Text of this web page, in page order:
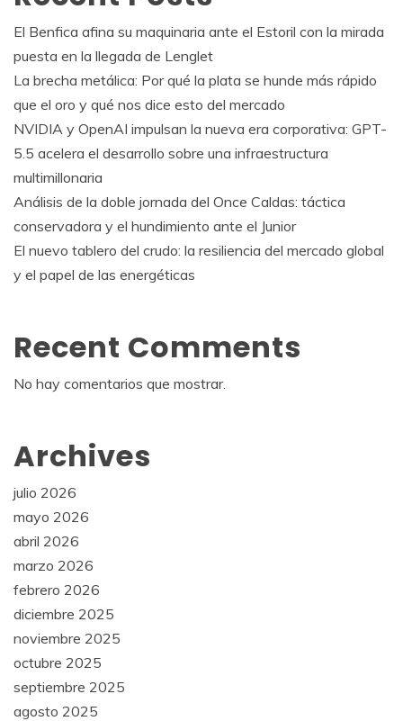
El Benfica afina su maquinaria ante el Estoril con la mirada
puesta en la llegada de Lenglet
La brecha metálica: Por qué la plata se hunde más rápido
que el oro y qué nos dice esto del mercado
NVIDIA y OpenAI impulsan la nueva era corporativa: GPT-
5.5 acelera el desarrollo sobre una infraestructura
multimillonaria
Análisis de la doble jornada del Once Caldas: táctica
conservadora y el hundimiento ante el Junior
El nuevo tablero del crudo: la resiliencia del mercado global
y el papel de las energéticas
Recent Comments
No hay comentarios que mostrar.
Archives
julio 2026
mayo 2026
abril 2026
marzo 2026
febrero 2026
diciembre 2025
noviembre 2025
octubre 2025
septiembre 2025
agosto 2025